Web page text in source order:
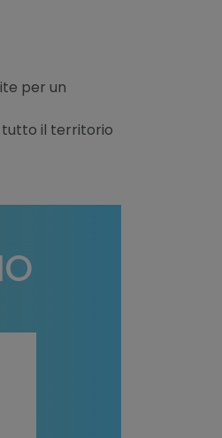
per un
tutto il territorio